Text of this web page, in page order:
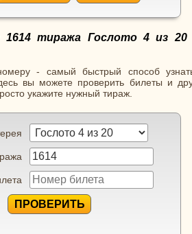
тиража Гослото 4 из 20
- самый быстрый способ
вы можете проверить билеты и
укажите нужный тираж.
ПРОВЕРИТЬ